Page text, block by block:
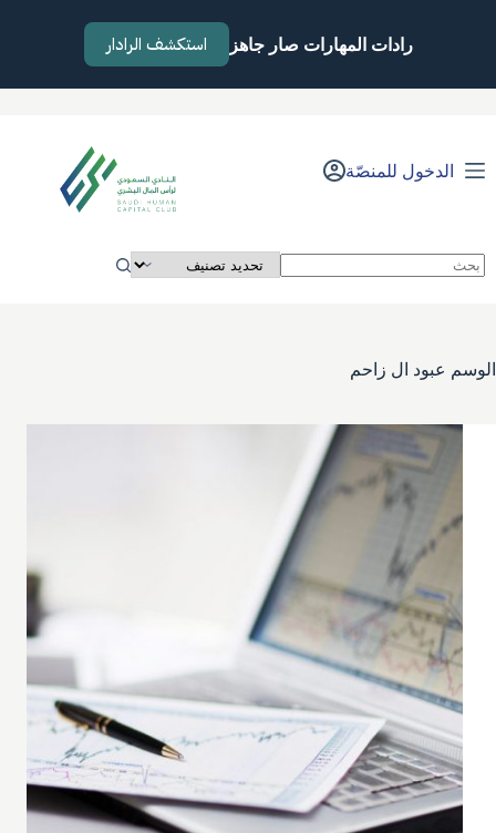
رادات المهارات صار جاهز استكشف الرادار
الدخول للمنصّة
الوسم عبود ال زاحم